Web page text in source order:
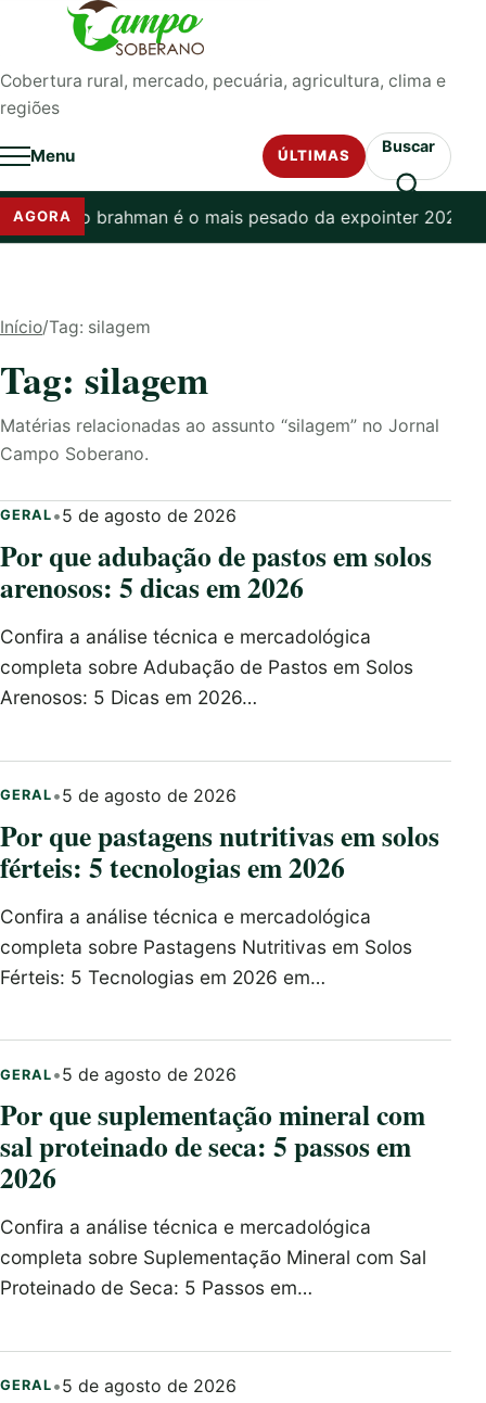
Pular para o conteúdo
Cobertura rural, mercado, pecuária, agricultura, clima e
regiões
Menu ÚLTIMAS
Buscar
AGORA
touro brahman é o mais pesado da expointer 2025
Início/Tag: silagem
Tag: silagem
Matérias relacionadas ao assunto “silagem” no Jornal
Campo Soberano.
GERAL •5 de agosto de 2026
Por que adubação de pastos em solos
arenosos: 5 dicas em 2026
Confira a análise técnica e mercadológica
completa sobre Adubação de Pastos em Solos
Arenosos: 5 Dicas em 2026…
GERAL •5 de agosto de 2026
Por que pastagens nutritivas em solos
férteis: 5 tecnologias em 2026
Confira a análise técnica e mercadológica
completa sobre Pastagens Nutritivas em Solos
Férteis: 5 Tecnologias em 2026 em…
GERAL •5 de agosto de 2026
Por que suplementação mineral com
sal proteinado de seca: 5 passos em
2026
Confira a análise técnica e mercadológica
completa sobre Suplementação Mineral com Sal
Proteinado de Seca: 5 Passos em…
GERAL •5 de agosto de 2026